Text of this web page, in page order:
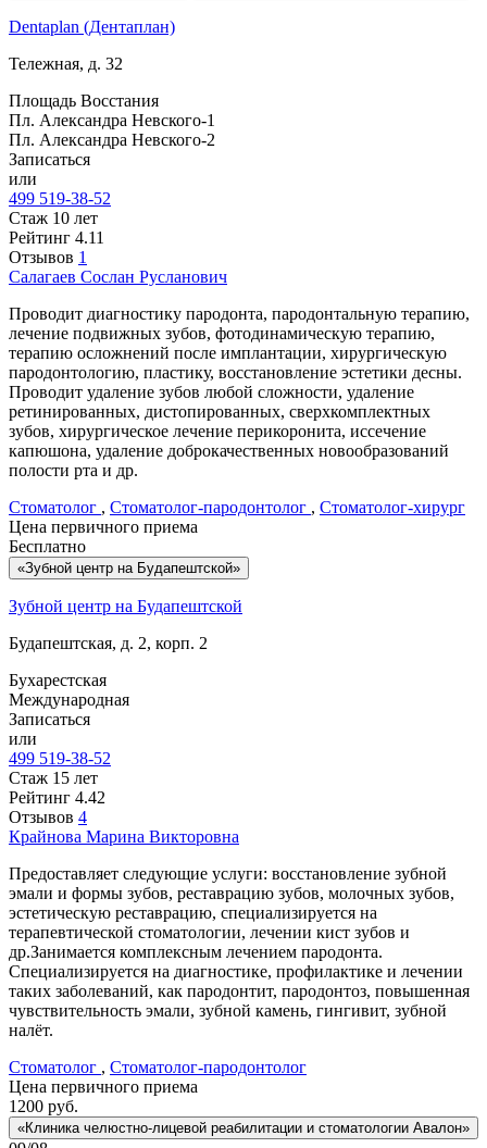
Dentaplan (Дентаплан)
Тележная, д. 32
Площадь Восстания
Пл. Александра Невского-1
Пл. Александра Невского-2
Записаться
или
499 519-38-52
Стаж 10 лет
Рейтинг 4.11
Отзывов 1
Салагаев Сослан Русланович
Проводит диагностику пародонта, пародонтальную терапию,
лечение подвижных зубов, фотодинамическую терапию,
терапию осложнений после имплантации, хирургическую
пародонтологию, пластику, восстановление эстетики десны.
Проводит удаление зубов любой сложности, удаление
ретинированных, дистопированных, сверхкомплектных
зубов, хирургическое лечение перикоронита, иссечение
капюшона, удаление доброкачественных новообразований
полости рта и др.
Стоматолог , Стоматолог-пародонтолог , Стоматолог-хирург
Цена первичного приема
Бесплатно
«Зубной центр на Будапештской»
Зубной центр на Будапештской
Будапештская, д. 2, корп. 2
Бухарестская
Международная
Записаться
или
499 519-38-52
Стаж 15 лет
Рейтинг 4.42
Отзывов 4
Крайнова Марина Викторовна
Предоставляет следующие услуги: восстановление зубной
эмали и формы зубов, реставрацию зубов, молочных зубов,
эстетическую реставрацию, специализируется на
терапевтической стоматологии, лечении кист зубов и
др.Занимается комплексным лечением пародонта.
Специализируется на диагностике, профилактике и лечении
таких заболеваний, как пародонтит, пародонтоз, повышенная
чувствительность эмали, зубной камень, гингивит, зубной
налёт.
Стоматолог , Стоматолог-пародонтолог
Цена первичного приема
1200 руб.
«Клиника челюстно-лицевой реабилитации и стоматологии Авалон»